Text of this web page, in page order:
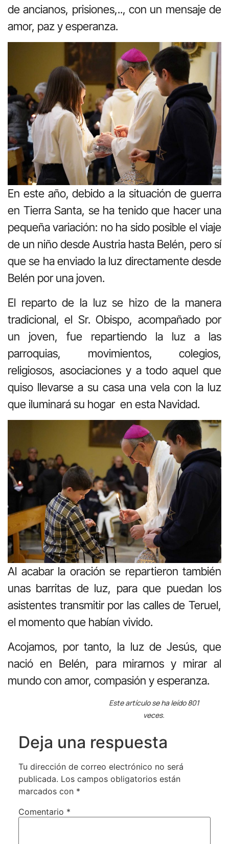
de ancianos, prisiones,.., con un mensaje de
amor, paz y esperanza.
En este año, debido a la situación de guerra
en Tierra Santa, se ha tenido que hacer una
pequeña variación: no ha sido posible el viaje
de un niño desde Austria hasta Belén, pero sí
que se ha enviado la luz directamente desde
Belén por una joven.
El reparto de la luz se hizo de la manera
tradicional, el Sr. Obispo, acompañado por
un joven, fue repartiendo la luz a las
parroquias, movimientos, colegios,
religiosos, asociaciones y a todo aquel que
quiso llevarse a su casa una vela con la luz
que iluminará su hogar en esta Navidad.
Al acabar la oración se repartieron también
unas barritas de luz, para que puedan los
asistentes transmitir por las calles de Teruel,
el momento que habían vivido.
Acojamos, por tanto, la luz de Jesús, que
nació en Belén, para mirarnos y mirar al
mundo con amor, compasión y esperanza.
Este artículo se ha leído 801
veces.
Deja una respuesta
Tu dirección de correo electrónico no será
publicada. Los campos obligatorios están
marcados con *
Comentario *